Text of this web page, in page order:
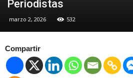
Periodistas
marzo 2, 2026 532
Compartir